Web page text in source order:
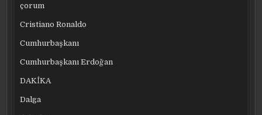
çorum
Cristiano Ronaldo
Cumhurbaşkanı
Cumhurbaşkanı Erdoğan
DAKİKA
Dalga